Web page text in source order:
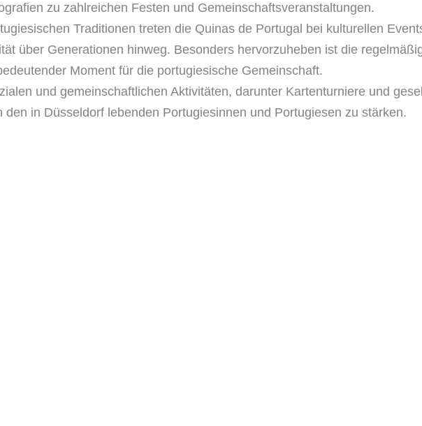
zu zahlreichen Festen und Gemeinschaftsveranstaltungen.
Traditionen treten die Quinas de Portugal bei kulturellen
über Generationen hinweg. Besonders hervorzuheben ist die
Moment für die portugiesische Gemeinschaft.
und gemeinschaftlichen Aktivitäten, darunter Kartenturniere und
in Düsseldorf lebenden Portugiesinnen und Portugiesen zu stärken.